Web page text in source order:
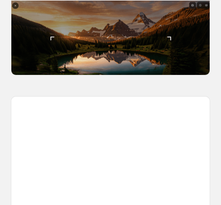
The World Builder's Handbook
Build a world once, shoot from it forever. Your
complete guide to creating, navigating, and
capturing inside OpenArt Worlds.
March 25, 2026